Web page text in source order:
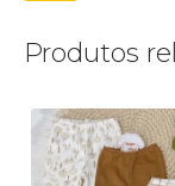
Produtos